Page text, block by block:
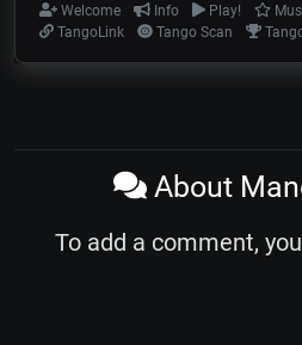
Welcome Info Play!
TangoLink
Tango Scan
About
To add a comment,